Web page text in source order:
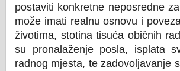
postaviti konkretne neposredne
može imati realnu osnovu i
životima, stotina tisuća običnih
su pronalaženje posla, isplata
radnog mjesta, te zadovoljavanje